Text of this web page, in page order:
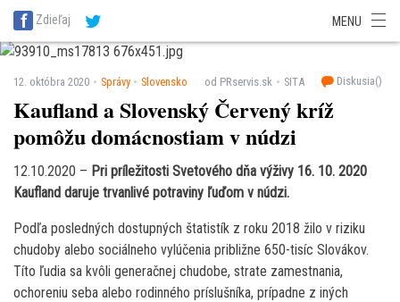
SITA Energetika
SITA Potravinárstvo
Zdieľaj MENU
12. októbra 2020 Správy Slovensko od PRservis.sk SITA Diskusia()
Kaufland a Slovenský Červený kríž
pomôžu domácnostiam v núdzi
12.10.2020 – Pri príležitosti Svetového dňa výživy 16. 10. 2020
Kaufland daruje trvanlivé potraviny ľuďom v núdzi.
Podľa posledných dostupných štatistík z roku 2018 žilo v riziku
chudoby alebo sociálneho vylúčenia približne 650-tisíc Slovákov.
Títo ľudia sa kvôli generačnej chudobe, strate zamestnania,
ochoreniu seba alebo rodinného príslušníka, prípadne z iných